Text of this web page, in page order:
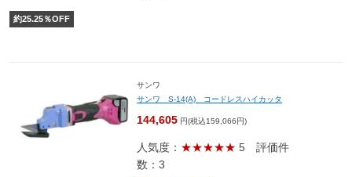
約25.25％OFF
サンワ
サンワ S-14(A) コードレスハイカッタ
144,605 円(税込159,066円)
人気度： ★★★★★ 5 評価件
数：3